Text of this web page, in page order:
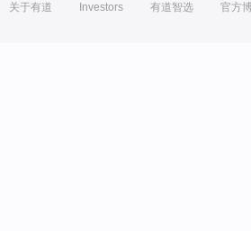
关于有道 Investors 有道智选 官方